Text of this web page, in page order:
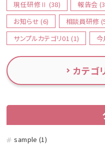
現任研修Ⅱ (38)
報告会
お知らせ (6)
相談員研修
サンプルカテゴリ01 (1)
今
カテゴ
sample (1)